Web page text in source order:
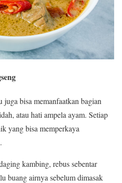
bisa memanfaatkan bagian
atau hati ampela ayam. Setiap
yang bisa memperkaya
kambing, rebus sebentar
buang airnya sebelum dimasak